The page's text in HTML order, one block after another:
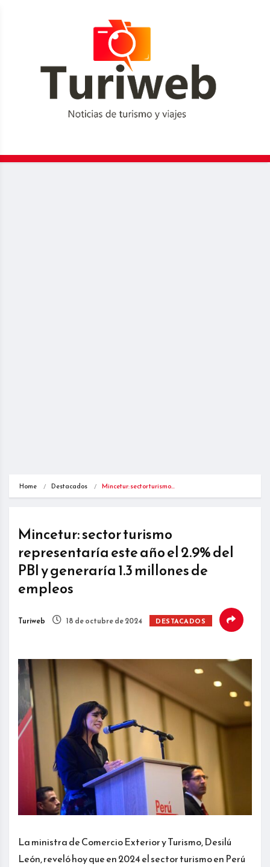
Home Destacados Mincetur: sector turismo…
Mincetur: sector turismo
representaría este año el 2.9% del
PBI y generaría 1.3 millones de
empleos
Turiweb 18 de octubre de 2024 DESTACADOS
La ministra de Comercio Exterior y Turismo, Desilú
León, reveló hoy que en 2024 el sector turismo en Perú